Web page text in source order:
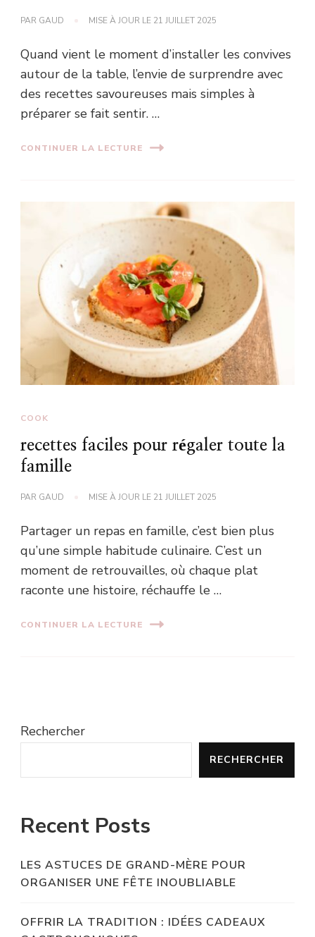
PAR GAUD MISE À JOUR LE 21 JUILLET 2025
Quand vient le moment d’installer les convives
autour de la table, l’envie de surprendre avec
des recettes savoureuses mais simples à
préparer se fait sentir. …
CONTINUER LA LECTURE
COOK
recettes faciles pour régaler toute la
famille
PAR GAUD MISE À JOUR LE 21 JUILLET 2025
Partager un repas en famille, c’est bien plus
qu’une simple habitude culinaire. C’est un
moment de retrouvailles, où chaque plat
raconte une histoire, réchauffe le …
CONTINUER LA LECTURE
Rechercher
RECHERCHER
Recent Posts
LES ASTUCES DE GRAND-MÈRE POUR
ORGANISER UNE FÊTE INOUBLIABLE
OFFRIR LA TRADITION : IDÉES CADEAUX